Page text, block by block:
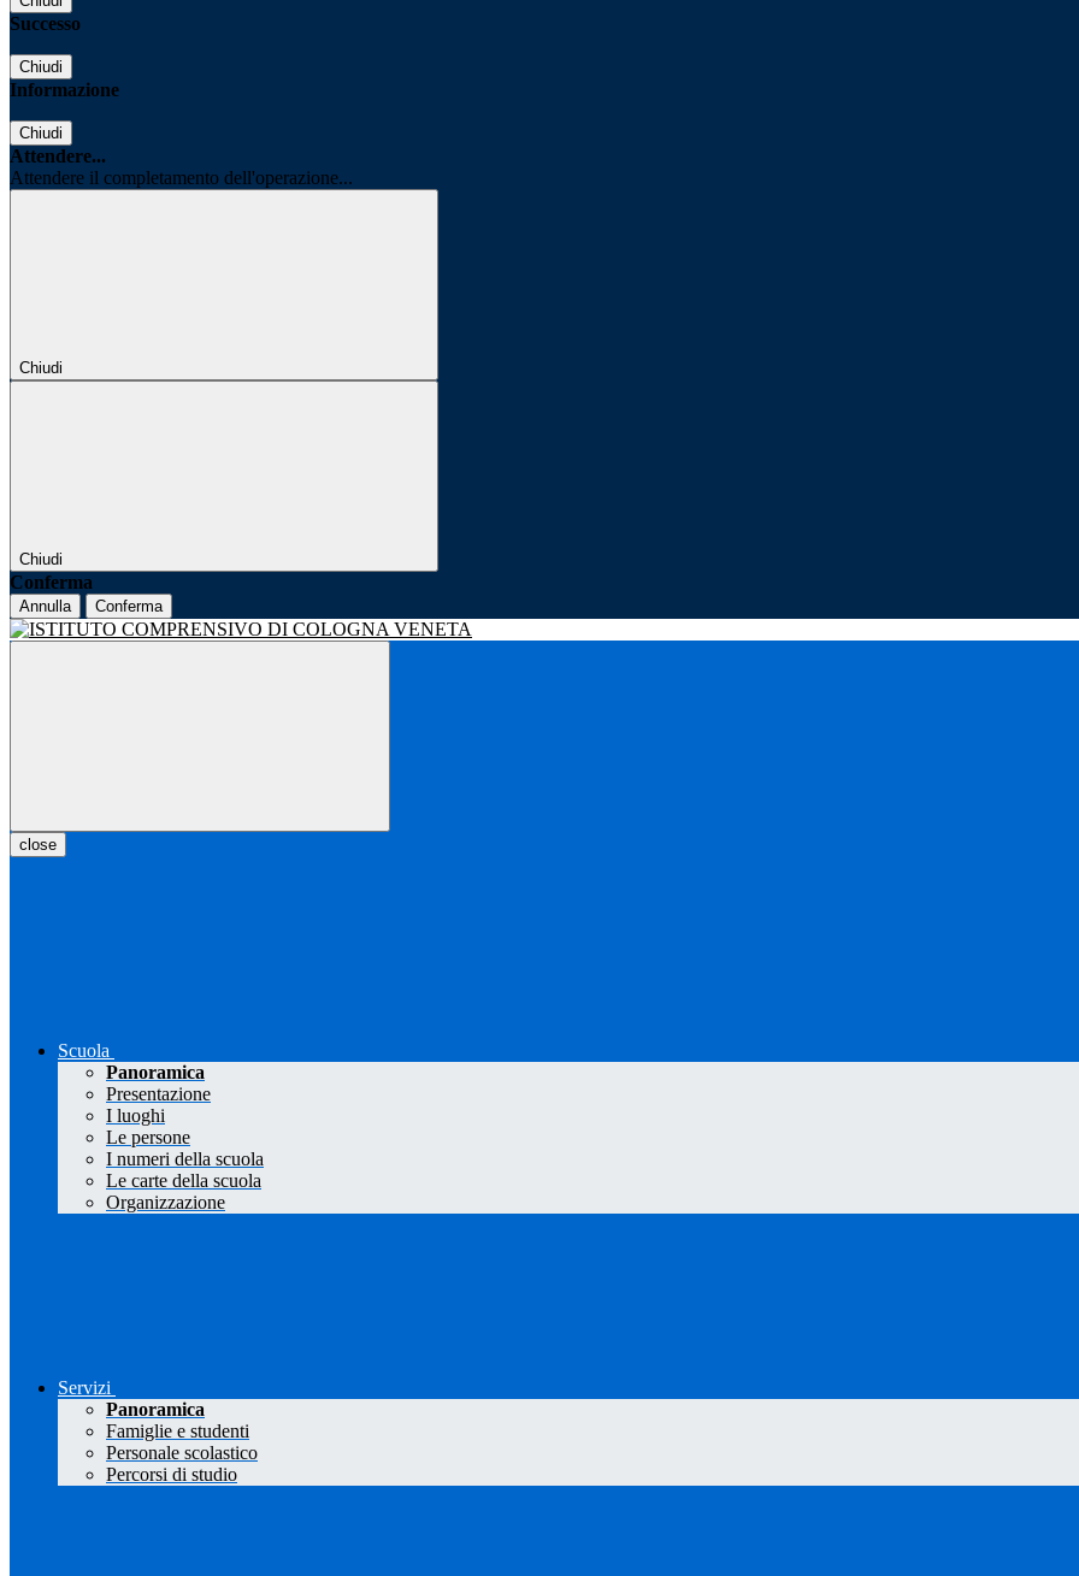
Successo
Chiudi
Informazione
Chiudi
Attendere...
Attendere il completamento dell'operazione...
Chiudi
Chiudi
Conferma
Annulla Conferma
close
Scuola
Panoramica
Presentazione
I luoghi
Le persone
I numeri della scuola
Le carte della scuola
Organizzazione
Servizi
Panoramica
Famiglie e studenti
Personale scolastico
Percorsi di studio